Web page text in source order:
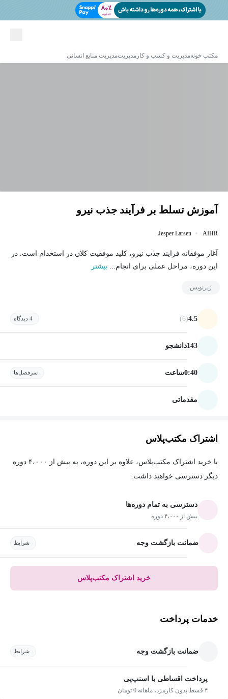
مکتب خونهمدیریت و کسب و کار مدیریتمدیریت منابع انسانی
آموزش تسلط بر فرآیند جذب نیرو
AIHR
Jesper Larsen
آغاز موفقانه فرایند جذب نیرو، کلید موفقیت کلان در استخدام است. در
این دوره، مراحل عملی برای انجام... بیشتر
زیرنویس
4.5
(6) 4 دیدگاه
143دانشجو
0:40ساعت سرفصل‌ها
مقدماتی
اشتراک مکتب‌پلاس
با خرید اشتراک مکتب‌پلاس، علاوه بر این دوره، به بیش از ۴،۰۰۰ دوره
دیگر دسترسی خواهید داشت.
دسترسی به تمام دوره‌ها
بیش از ۴،۰۰۰ دوره
ضمانت بازگشت وجه شرایط
خرید اشتراک مکتب‌پلاس
خدمات پرداخت
ضمانت بازگشت وجه شرایط
پرداخت اقساطی با اسنپ‌پی
۴ قسط بدون کارمزد، ماهانه 0 تومان